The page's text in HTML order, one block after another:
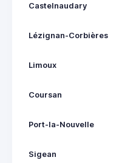
Castelnaudary
Lézignan-Corbières
Limoux
Coursan
Port-la-Nouvelle
Sigean